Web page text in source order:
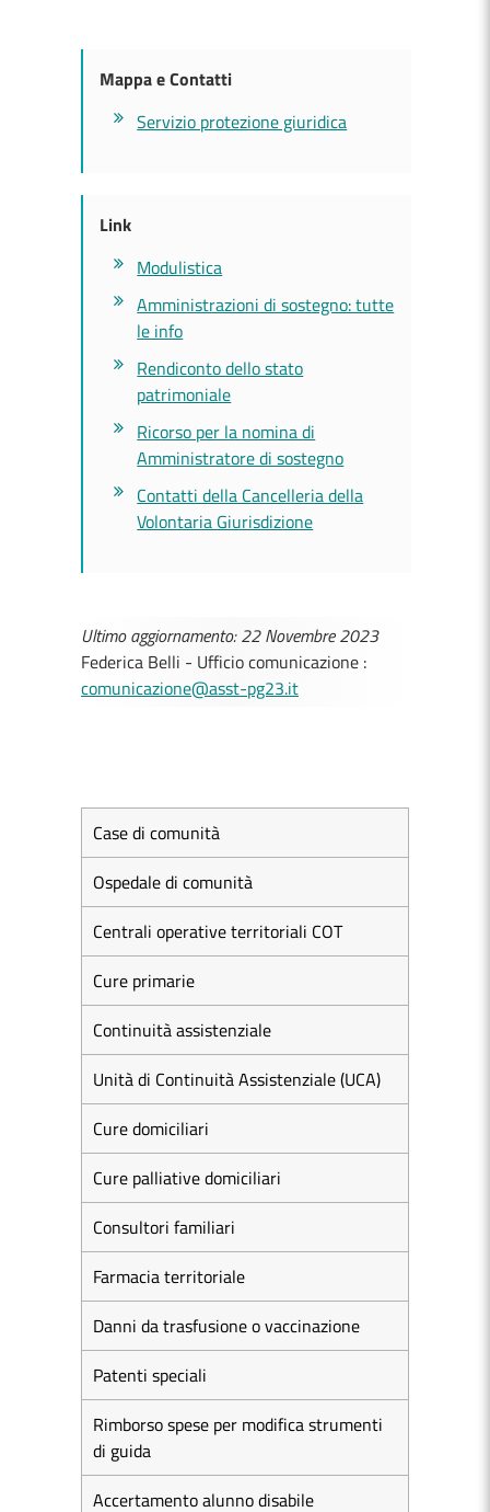
Mappa e Contatti
Servizio protezione giuridica
Link
Modulistica
Amministrazioni di sostegno: tutte
le info
Rendiconto dello stato
patrimoniale
Ricorso per la nomina di
Amministratore di sostegno
Contatti della Cancelleria della
Volontaria Giurisdizione
Ultimo aggiornamento: 22 Novembre 2023
Federica Belli - Ufficio comunicazione :
comunicazione@asst-pg23.it
Case di comunità
Ospedale di comunità
Centrali operative territoriali COT
Cure primarie
Continuità assistenziale
Unità di Continuità Assistenziale (UCA)
Cure domiciliari
Cure palliative domiciliari
Consultori familiari
Farmacia territoriale
Danni da trasfusione o vaccinazione
Patenti speciali
Rimborso spese per modifica strumenti
di guida
Accertamento alunno disabile